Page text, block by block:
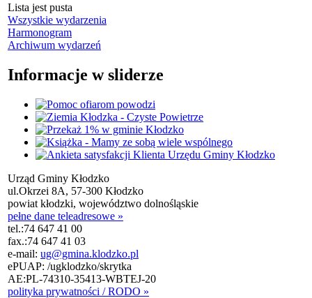
Lista jest pusta
Wszystkie wydarzenia
Harmonogram
Archiwum wydarzeń
Informacje w sliderze
Urząd Gminy Kłodzko
ul.Okrzei 8A, 57-300 Kłodzko
powiat kłodzki, województwo dolnośląskie
pełne dane teleadresowe »
tel.:74 647 41 00
fax.:74 647 41 03
e-mail: ug@gmina.klodzko.pl
ePUAP: /ugklodzko/skrytka
AE:PL-74310-35413-WBTEJ-20
polityka prywatności / RODO »